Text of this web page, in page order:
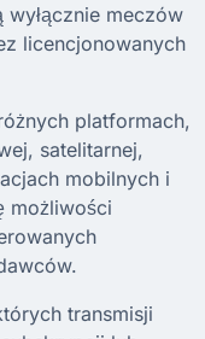
meczów
licencjonowanych
platformach,
satelitarnej,
mobilnych i
możliwości
transmisji